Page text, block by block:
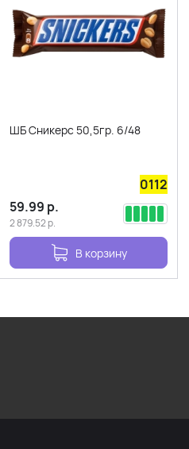
ШБ Сникерс 50,5гр. 6/48
0112
59.99 р.
2 879.52р.
В корзину